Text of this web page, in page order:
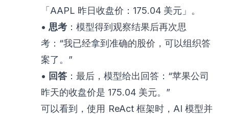
「AAPL 昨日收盘价：175.04 美元」。
• 思考 ：模型得到观察结果后再次思
考：“我已经拿到准确的股价，可以组织答
案了。”
• 回答 ：最后，模型给出回答：“苹果公司
昨天的收盘价是 175.04 美元。”
可以看到，使用 ReAct 框架时，AI 模型并